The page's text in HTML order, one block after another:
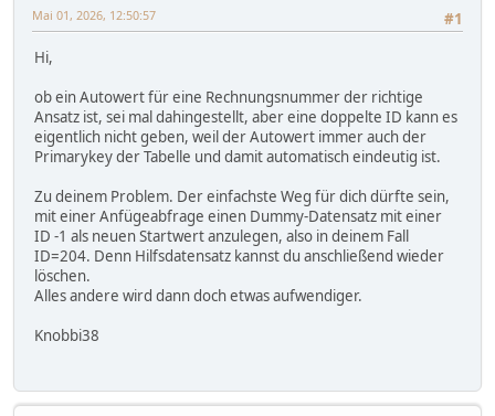
#1
Mai 01, 2026, 12:50:57
Hi,
ob ein Autowert für eine Rechnungsnummer der richtige
Ansatz ist, sei mal dahingestellt, aber eine doppelte ID kann es
eigentlich nicht geben, weil der Autowert immer auch der
Primarykey der Tabelle und damit automatisch eindeutig ist.
Zu deinem Problem. Der einfachste Weg für dich dürfte sein,
mit einer Anfügeabfrage einen Dummy-Datensatz mit einer
ID -1 als neuen Startwert anzulegen, also in deinem Fall
ID=204. Denn Hilfsdatensatz kannst du anschließend wieder
löschen.
Alles andere wird dann doch etwas aufwendiger.
Knobbi38